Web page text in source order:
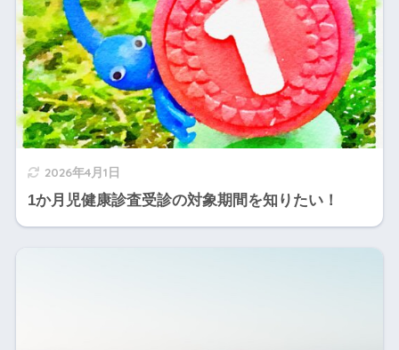
2026年4月1日
1か月児健康診査受診の対象期間を知りたい！